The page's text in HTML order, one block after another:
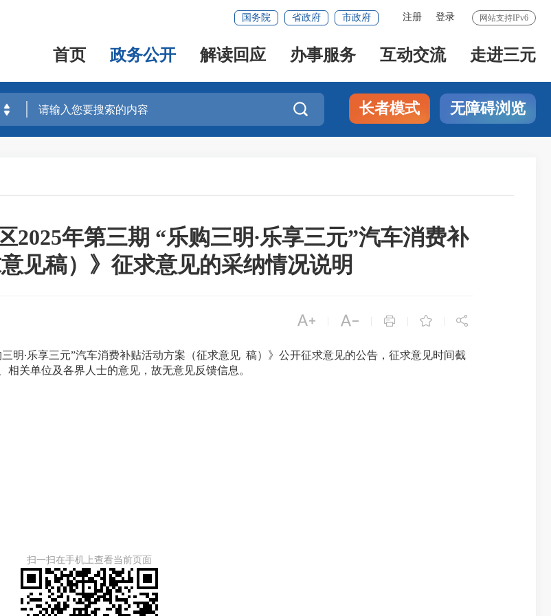
网站支持IPv6
注册 登录
国务院 省政府 市政府
首页 政务公开 解读回应 办事服务 互动交流 走进三元
 长者模式 无障碍浏览
2025年第三期 “乐购三明∙乐享三元”汽车消费补
见稿）》征求意见的采纳情况说明
    
明∙乐享三元”汽车消费补贴活动方案（征求意见 稿） 》公开征求意见的公告，征求意见时间截
关单位及各界人士的意见，故无意见反馈信息。
扫一扫在手机上查看当前页面